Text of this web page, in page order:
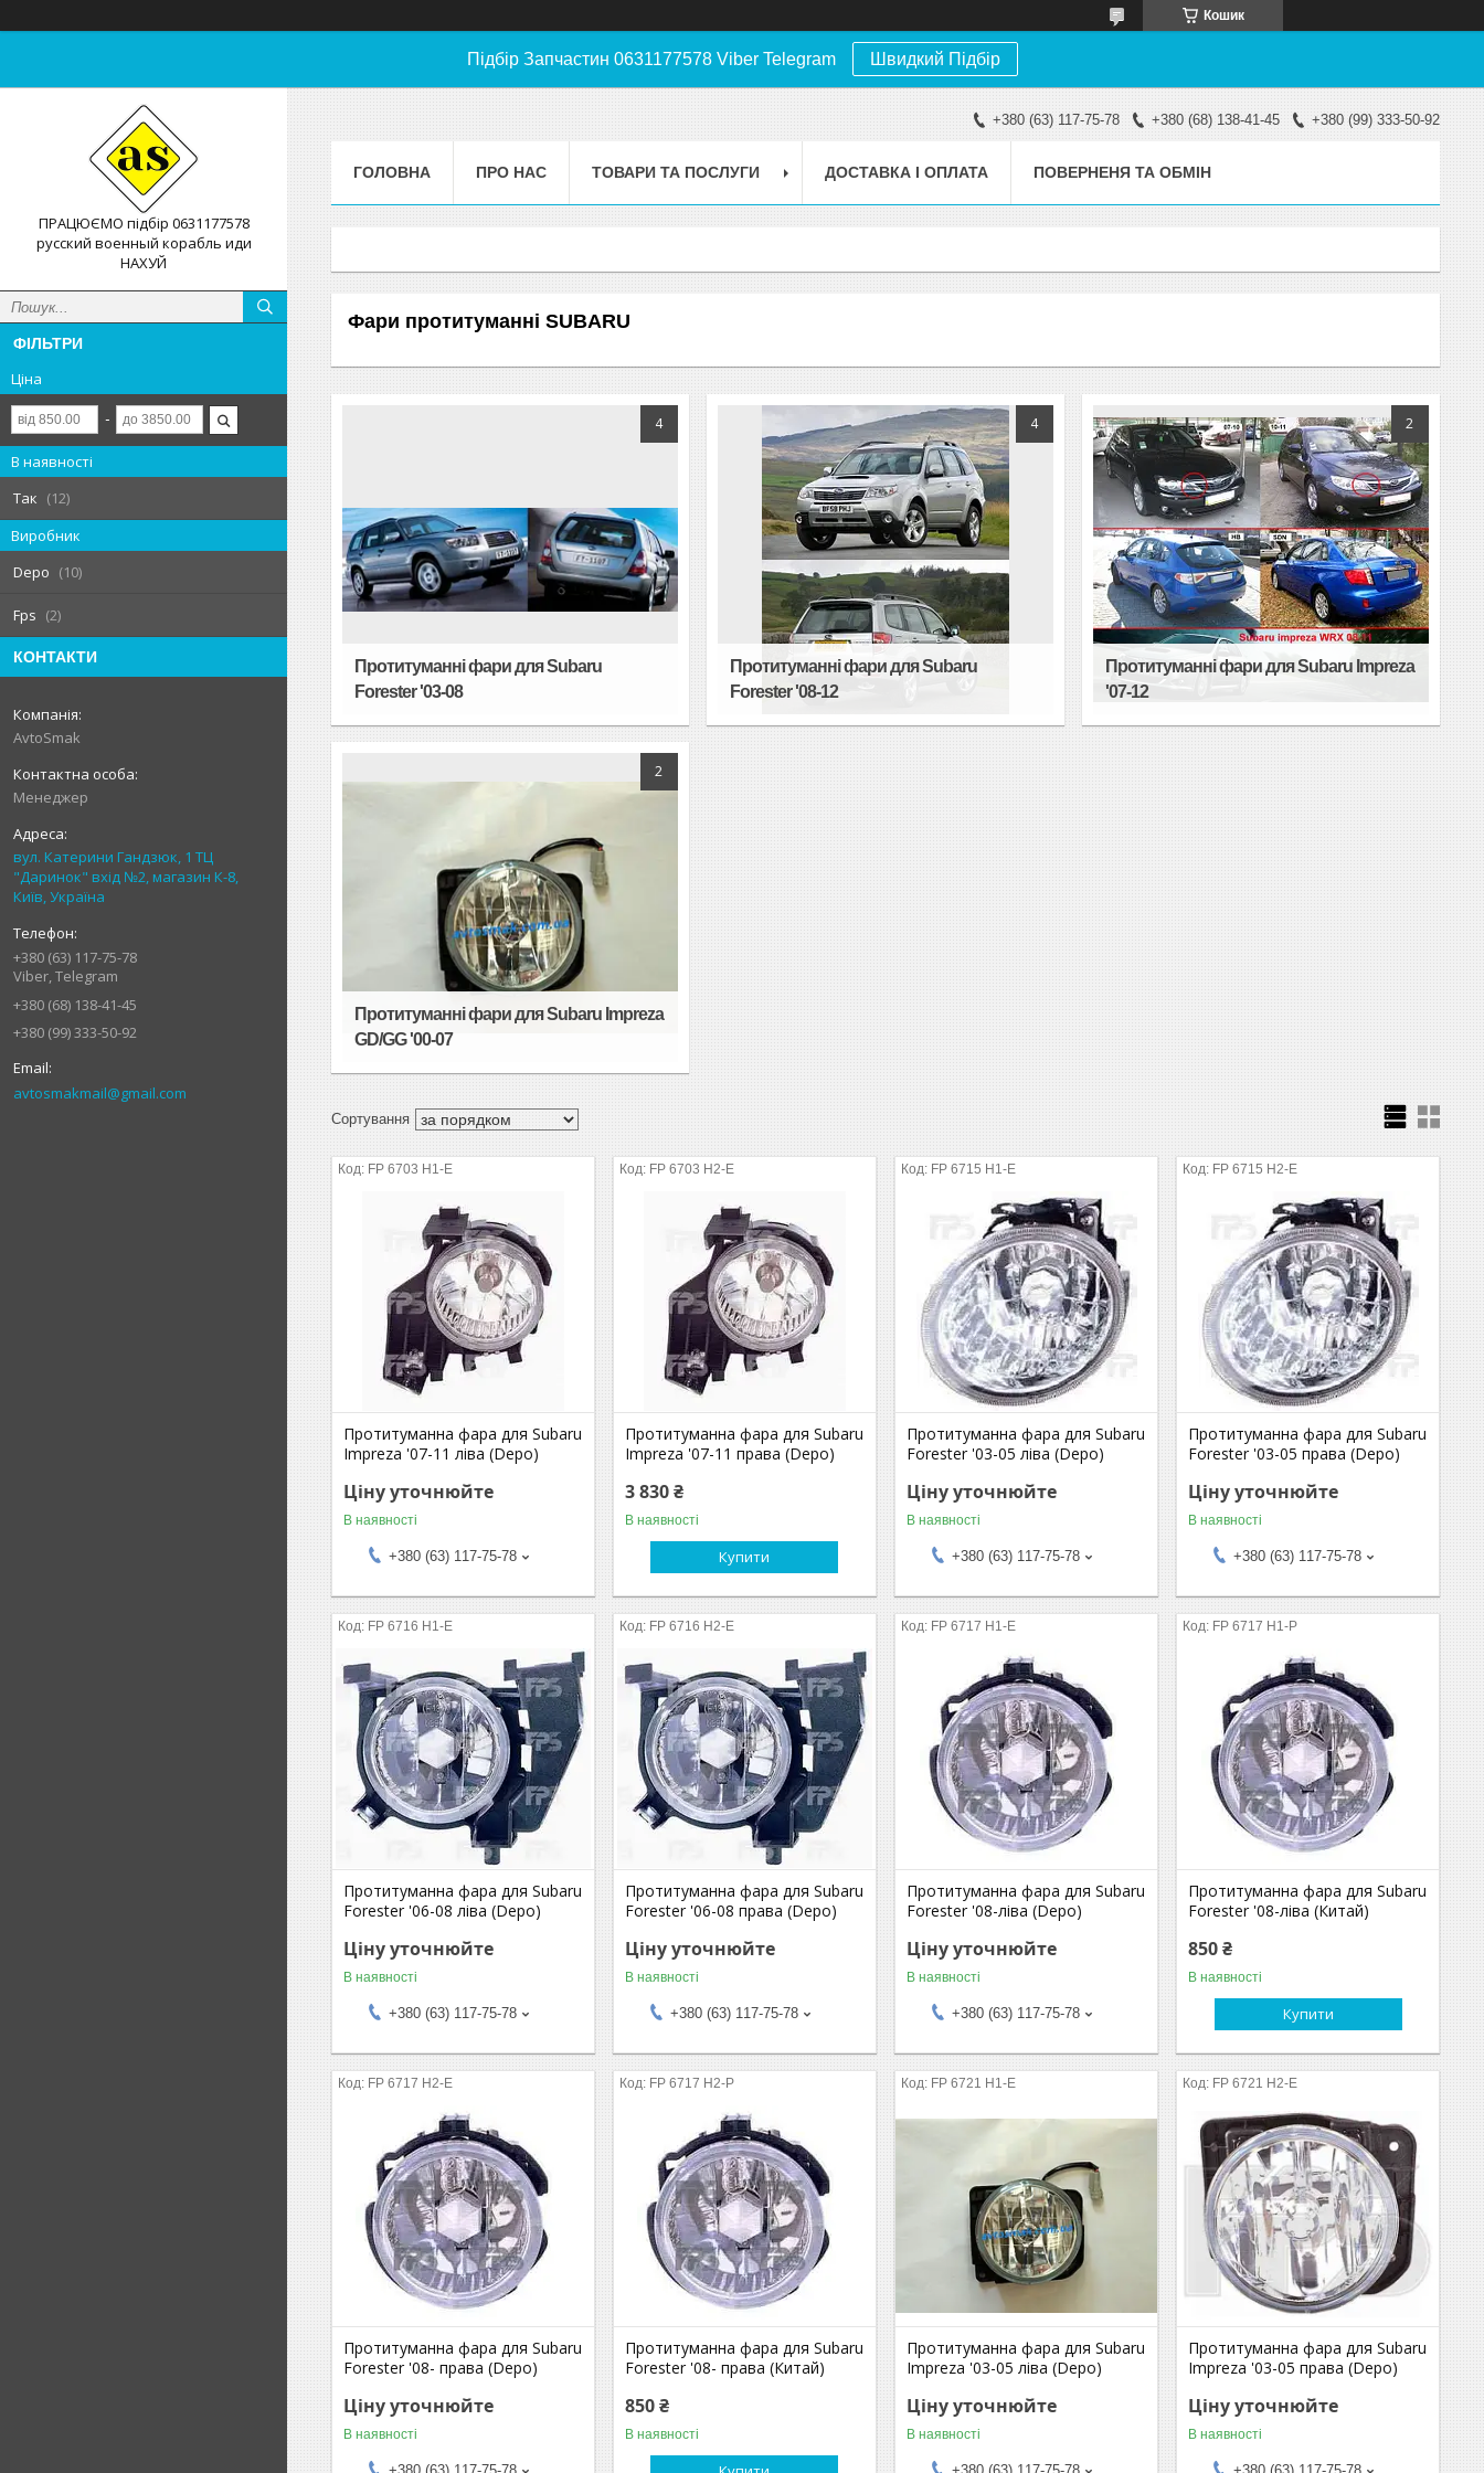
Кошик
Підбір Запчастин 0631177578 Viber Telegram Швидкий Підбір
ПРАЦЮЄМО підбір 0631177578
русский военный корабль иди
НАХУЙ
ФІЛЬТРИ
Ціна
В наявності
Так
12
Виробник
Depo
10
Fps 2
КОНТАКТИ
AvtoSmak
Менеджер
вул. Катерини Гандзюк, 1 ТЦ
"Даринок" вхід №2, магазин К-8,
Київ, Україна
+380 (63) 117-75-78
Viber, Telegram
+380 (68) 138-41-45
+380 (99) 333-50-92
avtosmakmail@gmail.com
+380 (63) 117-75-78 +380 (68) 138-41-45 +380 (99) 333-50-92
ГОЛОВНА ПРО НАС ТОВАРИ ТА ПОСЛУГИ ДОСТАВКА І ОПЛАТА ПОВЕРНЕНЯ ТА ОБМІН
Фари протитуманні SUBARU
4
Протитуманні фари для Subaru
Forester '03-08
4
Протитуманні фари для Subaru
Forester '08-12
2
Протитуманні фари для Subaru Impreza
'07-12
2
Протитуманні фари для Subaru Impreza
GD/GG '00-07
FP 6703 H1-E
Протитуманна фара для Subaru
Impreza '07-11 ліва (Depo)
Ціну уточнюйте
В наявності
+380 (63) 117-75-78
FP 6703 H2-E
Протитуманна фара для Subaru
Impreza '07-11 права (Depo)
3 830 ₴
В наявності
Купити
FP 6715 H1-E
Протитуманна фара для Subaru
Forester '03-05 ліва (Depo)
Ціну уточнюйте
В наявності
+380 (63) 117-75-78
FP 6715 H2-E
Протитуманна фара для Subaru
Forester '03-05 права (Depo)
Ціну уточнюйте
В наявності
+380 (63) 117-75-78
FP 6716 H1-E
Протитуманна фара для Subaru
Forester '06-08 ліва (Depo)
Ціну уточнюйте
В наявності
+380 (63) 117-75-78
FP 6716 H2-E
Протитуманна фара для Subaru
Forester '06-08 права (Depo)
Ціну уточнюйте
В наявності
+380 (63) 117-75-78
FP 6717 H1-E
Протитуманна фара для Subaru
Forester '08-ліва (Depo)
Ціну уточнюйте
В наявності
+380 (63) 117-75-78
FP 6717 H1-P
Протитуманна фара для Subaru
Forester '08-ліва (Китай)
850 ₴
В наявності
Купити
FP 6717 H2-E
Протитуманна фара для Subaru
Forester '08- права (Depo)
Ціну уточнюйте
В наявності
FP 6717 H2-P
Протитуманна фара для Subaru
Forester '08- права (Китай)
850 ₴
В наявності
FP 6721 H1-E
Протитуманна фара для Subaru
Impreza '03-05 ліва (Depo)
Ціну уточнюйте
В наявності
FP 6721 H2-E
Протитуманна фара для Subaru
Impreza '03-05 права (Depo)
Ціну уточнюйте
В наявності